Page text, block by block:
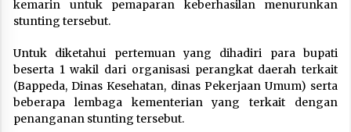
kemarin untuk pemaparan keberhasilan menurunkan
stunting tersebut.
Untuk diketahui pertemuan yang dihadiri para bupati
beserta 1 wakil dari organisasi perangkat daerah terkait
(Bappeda, Dinas Kesehatan, dinas Pekerjaan Umum) serta
beberapa lembaga kementerian yang terkait dengan
penanganan stunting tersebut.